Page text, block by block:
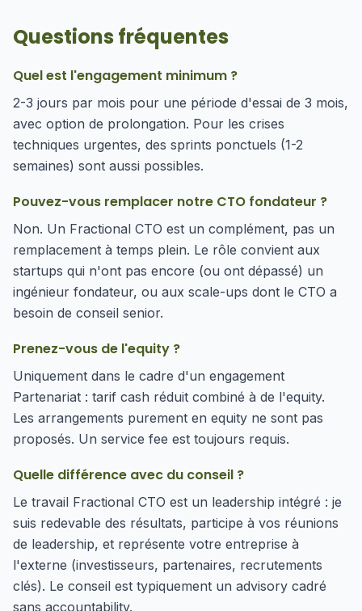
Questions fréquentes
Quel est l'engagement minimum ?
2-3 jours par mois pour une période d'essai de 3 mois,
avec option de prolongation. Pour les crises
techniques urgentes, des sprints ponctuels (1-2
semaines) sont aussi possibles.
Pouvez-vous remplacer notre CTO fondateur ?
Non. Un Fractional CTO est un complément, pas un
remplacement à temps plein. Le rôle convient aux
startups qui n'ont pas encore (ou ont dépassé) un
ingénieur fondateur, ou aux scale-ups dont le CTO a
besoin de conseil senior.
Prenez-vous de l'equity ?
Uniquement dans le cadre d'un engagement
Partenariat : tarif cash réduit combiné à de l'equity.
Les arrangements purement en equity ne sont pas
proposés. Un service fee est toujours requis.
Quelle différence avec du conseil ?
Le travail Fractional CTO est un leadership intégré : je
suis redevable des résultats, participe à vos réunions
de leadership, et représente votre entreprise à
l'externe (investisseurs, partenaires, recrutements
clés). Le conseil est typiquement un advisory cadré
sans accountability.